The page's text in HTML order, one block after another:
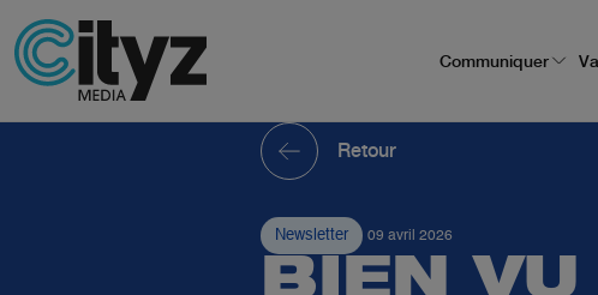
Communiquer
Retour
Newsletter 09 avril 2026